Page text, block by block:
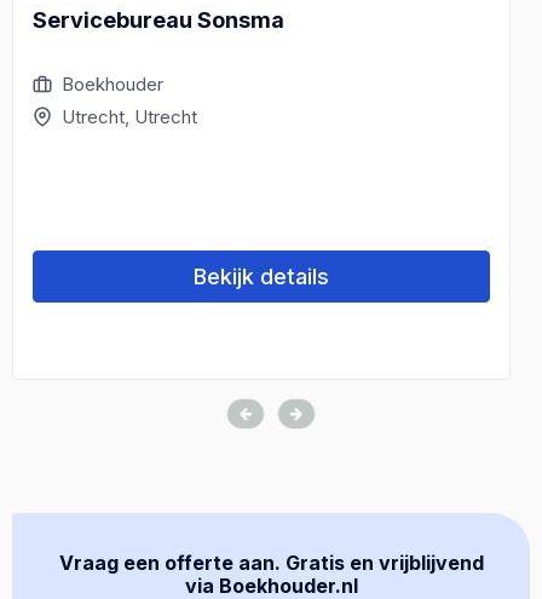
Servicebureau Sonsma
Boekhouder
Utrecht, Utrecht
Bekijk details
Vraag een offerte aan. Gratis en vrijblijvend
via Boekhouder.nl